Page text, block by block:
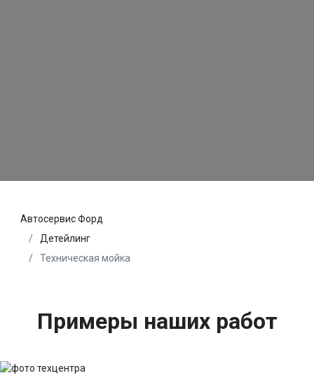
Автосервис Форд
Детейлинг
Техническая мойка
Примеры наших работ